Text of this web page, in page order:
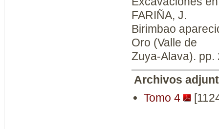
FARIÑA, J.
Birimbao
Oro (Valle de
Zuya-Alava). pp.
Archivos
Tomo 4